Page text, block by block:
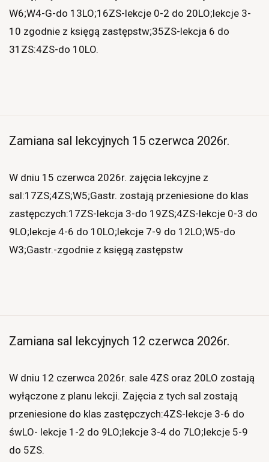
W6;W4-G-do 13LO;16ZS-lekcje 0-2 do 20LO;lekcje 3-
10 zgodnie z księgą zastępstw;35ZS-lekcja 6 do
31ZS:4ZS-do 10LO.
Zamiana sal lekcyjnych 15 czerwca 2026r.
W dniu 15 czerwca 2026r. zajęcia lekcyjne z
sal:17ZS;4ZS;W5;Gastr. zostają przeniesione do klas
zastępczych:17ZS-lekcja 3-do 19ZS;4ZS-lekcje 0-3 do
9LO;lekcje 4-6 do 10LO;lekcje 7-9 do 12LO;W5-do
W3;Gastr.-zgodnie z księgą zastępstw
Zamiana sal lekcyjnych 12 czerwca 2026r.
W dniu 12 czerwca 2026r. sale 4ZS oraz 20LO zostają
wyłączone z planu lekcji. Zajęcia z tych sal zostają
przeniesione do klas zastępczych:4ZS-lekcje 3-6 do
śwLO- lekcje 1-2 do 9LO;lekcje 3-4 do 7LO;lekcje 5-9
do 5ZS.